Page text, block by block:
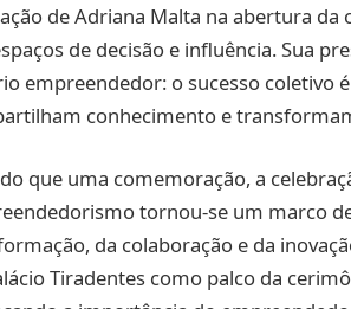
de Adriana Malta na abertura
de decisão e influência. Sua
empreendedor: o sucesso
conhecimento e
que uma comemoração, a
tornou-se um marco
da colaboração e da
Tiradentes como palco da